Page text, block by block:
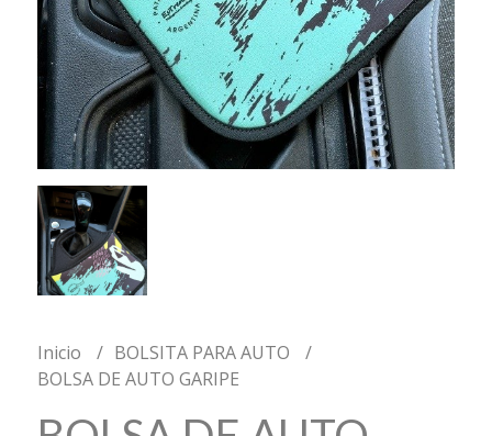
Inicio
BOLSITA PARA AUTO
BOLSA DE AUTO GARIPE